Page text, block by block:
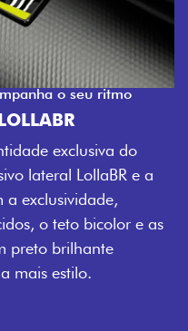
exclusiva do
lateral LollaBR e a
a exclusividade,
o teto bicolor e as
preto brilhante
mais estilo.
o seu ritmo